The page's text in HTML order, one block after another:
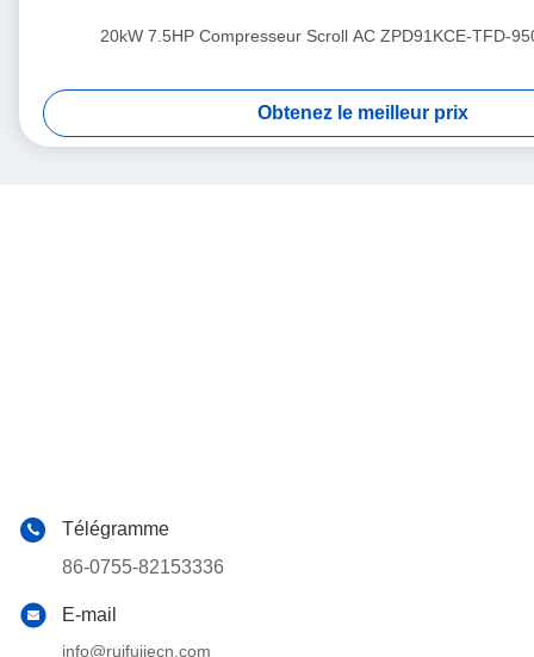
20kW 7.5HP Compresseur Scroll AC ZPD91KCE-TFD-
Obtenez le meilleur prix
Télégramme
86-0755-82153336
E-mail
info@ruifujiecn.com